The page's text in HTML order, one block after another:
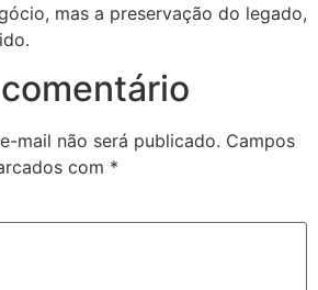
mas a preservação do legado,
mail não será publicado. Campos
com *